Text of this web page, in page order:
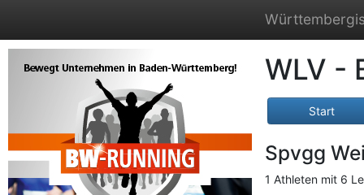
WLV -
Start
Spvgg
1 Athleten mit 6